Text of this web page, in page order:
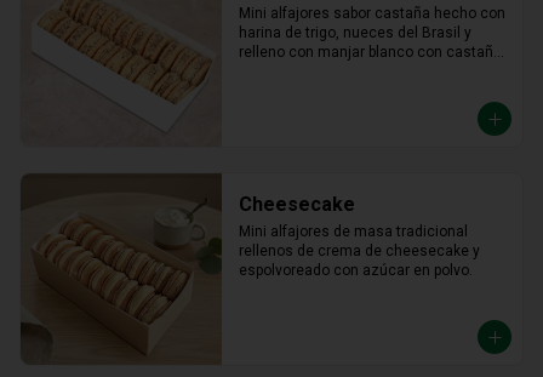
Mini alfajores sabor castaña hecho con
harina de trigo, nueces del Brasil y
relleno con manjar blanco con castaña
Cheesecake
Mini alfajores de masa tradicional
rellenos de crema de cheesecake y
espolvoreado con azúcar en polvo.